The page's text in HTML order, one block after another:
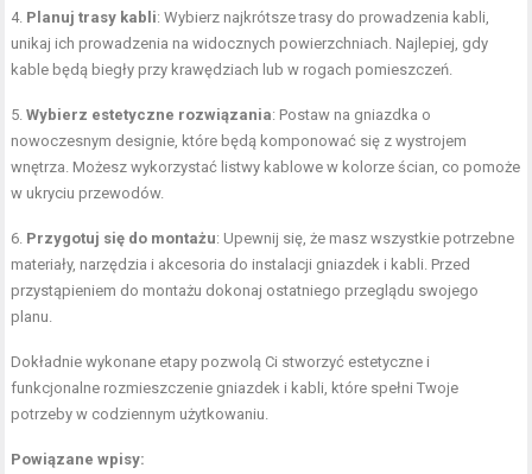
4. Planuj trasy kabli: Wybierz najkrótsze trasy do prowadzenia kabli,
unikaj ich prowadzenia na widocznych powierzchniach. Najlepiej, gdy
kable będą biegły przy krawędziach lub w rogach pomieszczeń.
5.Wybierz estetyczne rozwiązania: Postaw na gniazdka o
nowoczesnym designie, które będą komponować się z wystrojem
wnętrza. Możesz wykorzystać listwy kablowe w kolorze ścian, co pomoże
w ukryciu przewodów.
6. Przygotuj się do montażu: Upewnij się, że masz wszystkie potrzebne
materiały, narzędzia i akcesoria do instalacji gniazdek i kabli. Przed
przystąpieniem do montażu dokonaj ostatniego przeglądu swojego
planu.
Dokładnie wykonane etapy pozwolą Ci stworzyć estetyczne i
funkcjonalne rozmieszczenie gniazdek i kabli, które spełni Twoje
potrzeby w codziennym użytkowaniu.
Powiązane wpisy: